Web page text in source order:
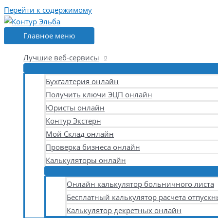
Перейти к содержимому
Главное меню
Лучшие веб-сервисы
Бухгалтерия онлайн
Получить ключи ЭЦП онлайн
Юристы онлайн
Контур Экстерн
Мой Склад онлайн
Проверка бизнеса онлайн
Калькуляторы онлайн
Онлайн калькулятор больничного листа
Бесплатный калькулятор расчета
Калькулятор декретных онлайн